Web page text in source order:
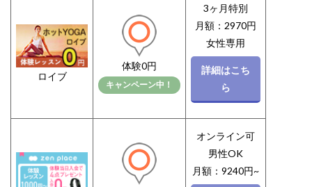
ロイブ
体験0円
キャンペーン中！
3ヶ月特別
月額：2970円
女性専用
詳細はこち
ら
オンライン可
男性OK
月額：9240円~